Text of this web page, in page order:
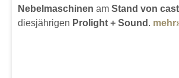
Nebelmaschinen am Stand von cast
diesjährigen Prolight + Sound .